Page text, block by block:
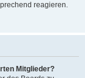
reagieren.
Mitglieder?